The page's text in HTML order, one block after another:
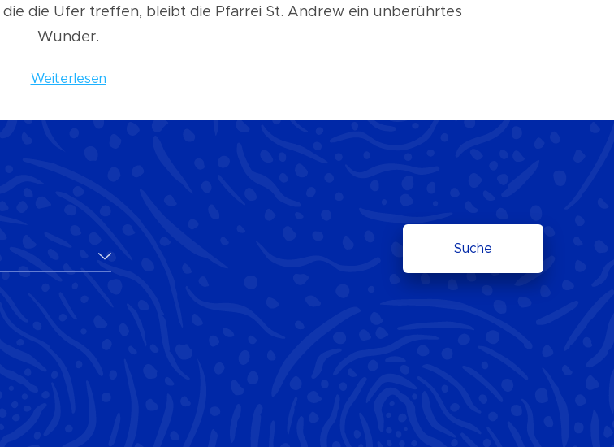
die Ufer treffen, bleibt die Pfarrei St. Andrew ein unberührtes
Wunder.
Weiterlesen
Suche